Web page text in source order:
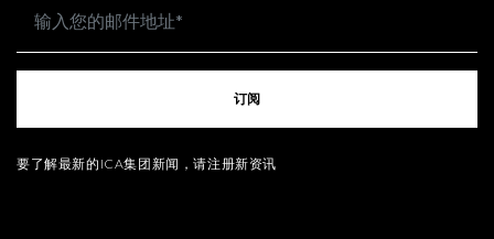
订阅
要了解最新的ICA集团新闻，请注册新资讯